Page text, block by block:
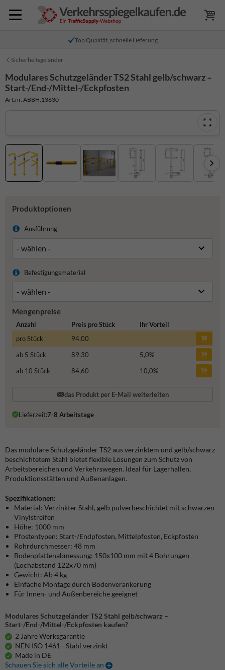
Top Qualität, schnelle Lieferung
Sicherheitsgeländer
Modulares Schutzgeländer TS2 Stahl gelb/schwarz –
Start-/End-/Mittel-/Eckpfosten
Art.nr. ABBH.13630
Produktoptionen
Ausführung
Befestigungsmaterial
Mengenpreise
Anzahl Preis pro Stück
Ihr Vorteil
pro Stück
94,00
ab 5 Stück
89,30 5,0%
ab 10 Stück
84,60 10,0%
das Produkt per E-Mail weiterleiten
Lieferzeit:7-8 Arbeitstage
Das modulare Schutzgeländer TS2 aus verzinktem und gelb/schwarz
beschichtetem Stahl bietet flexible Lösungen zum Schutz von
Arbeitsbereichen und Verkehrswegen. Ideal für Lagerhallen,
Produktionsstätten und Außenanlagen.
Spezifikationen:
Material: Verzinkter Stahl, gelb pulverbeschichtet mit schwarzen
Vinylstreifen
Höhe: 1000 mm
Pfostentypen: Start-/Endpfosten, Mittelpfosten, Eckpfosten
Rohrdurchmesser: 48 mm
Bodenplattenabmessung: 150x100 mm mit 4 Bohrungen
(Lochabstand 122x70 mm)
Gewicht: Ab 4 kg
Einfache Montage durch Bodenverankerung
Für Innen- und Außenbereiche geeignet
Modulares Schutzgeländer TS2 Stahl gelb/schwarz –
Start-/End-/Mittel-/Eckpfosten kaufen?
2 Jahre Werksgarantie
NEN ISO 1461 - Stahl verzinkt
Made in DE
Schauen Sie sich alle Vorteile an